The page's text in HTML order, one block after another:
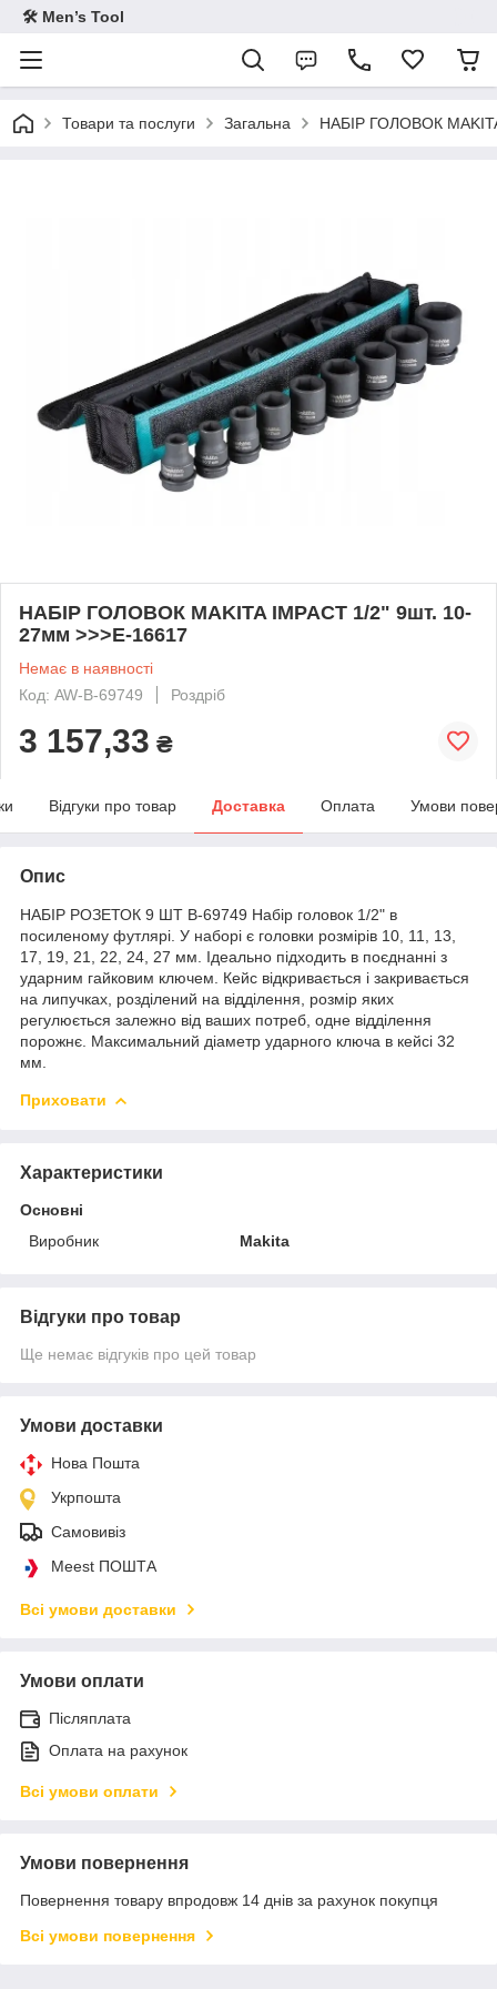
🛠 Men’s Tool
Товари та послуги Загальна НАБІР ГОЛОВОК
НАБІР ГОЛОВОК MAKITA IMPACT 1/2" 9шт. 10-
27мм >>>E-16617
Немає в наявності
Код: AW-B-69749
Роздріб
3 157,33 ₴
Відгуки про товар Доставка Оплата Умови
Опис
НАБІР РОЗЕТОК 9 ШТ B-69749 Набір головок 1/2" в
посиленому футлярі. У наборі є головки розмірів 10, 11, 13,
17, 19, 21, 22, 24, 27 мм. Ідеально підходить в поєднанні з
ударним гайковим ключем. Кейс відкривається і закривається
на липучках, розділений на відділення, розмір яких
регулюється залежно від ваших потреб, одне відділення
порожнє. Максимальний діаметр ударного ключа в кейсі 32
мм.
Приховати
Характеристики
Основні
Виробник
Makita
Відгуки про товар
Ще немає відгуків про цей товар
Умови доставки
Нова Пошта
Укрпошта
Самовивіз
Meest ПОШТА
Всі умови доставки
Умови оплати
Післяплата
Оплата на рахунок
Всі умови оплати
Умови повернення
Повернення товару впродовж 14 днів за рахунок покупця
Всі умови повернення